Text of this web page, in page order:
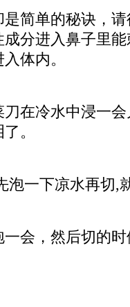
简单的秘诀，请
分进入鼻子里
体内。
在冷水中浸一会
。
一下凉水再切,
会，然后切的时